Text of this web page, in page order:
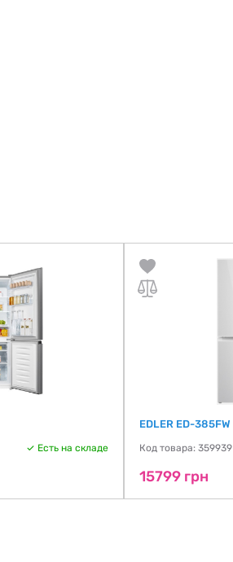
Есть на складе
EDLER ED-385FW
Код товара: 359939
15799 грн